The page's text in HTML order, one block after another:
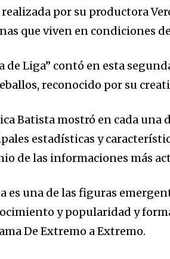
por su productora
que viven en condiciones
de Liga” contó en esta
reconocido por su
Batista mostró en cada una
estadísticas y
de las informaciones más
es una de las figuras
y popularidad y
De Extremo a Extremo.